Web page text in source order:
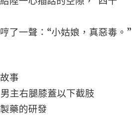
了一聲：“小姑娘，真惡毒。”
事
主右腿膝蓋以下截肢
藥的研發